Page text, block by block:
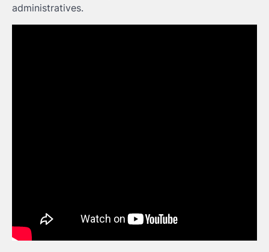
administratives.